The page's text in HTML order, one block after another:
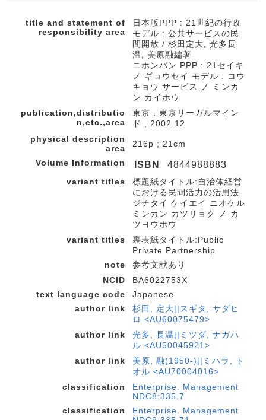
title and statement of
responsibility area
日本版PPP : 21世紀の行政
モデル : 公共サービスの民
間開放 / 杉田定大, 光多長
温, 美原融編著
ニホンバン PPP : 21セイキ
ノ ギョウセイ モデル : コウ
キョウ サービス ノ ミンカ
ン カイホウ
publication,distributio
n,etc.,area
東京 : 東京リーガルマイン
ド , 2002.12
physical description
area
216p ; 21cm
Volume Information
ISBN 4844988883
variant titles
標題紙タイトル:自治体経営
における民間活力の活用法
ジチタイ ケイエイ ニオケル
ミンカン カツリョク ノ カ
ツヨウホウ
variant titles
裏表紙タイトル:Public
Private Partnership
note
参考文献あり
NCID
BA6022753X
text language code
Japanese
author link
杉田, 定大||スギタ, サダヒ
ロ <AU60075479>
author link
光多, 長温||ミツダ, ナガハ
ル <AU50045921>
author link
美原, 融(1950-)||ミハラ, ト
オル <AU70004016>
classification
Enterprise. Management
NDC8:335.7
classification
Enterprise. Management